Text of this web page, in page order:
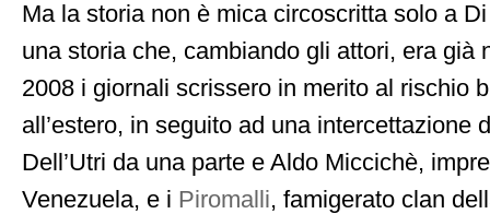
Ma la storia non è mica circoscritta solo a
una storia che, cambiando gli attori, era già
2008 i giornali scrissero in merito al rischio
all’estero, in seguito ad una intercettazione
Dell’Utri da una parte e Aldo Miccichè,
Venezuela, e i Piromalli, famigerato clan